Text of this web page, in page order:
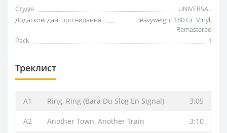
Студія
UNIVERSAL
Додаткові дані про видання
Heavyweight 180 Gr. Vinyl,
Remastered
Pack
1
Треклист
A1 Ring, Ring (Bara Du Slog En Signal) 3:05
A2 Another Town, Another Train 3:10